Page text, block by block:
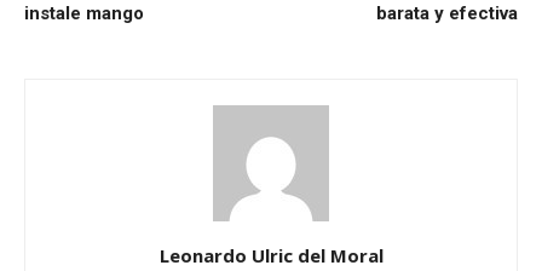
instale mango
barata y efectiva
Leonardo Ulric del Moral